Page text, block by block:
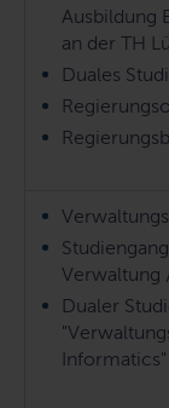
Ausbildung
an der TH
Duales
Verwaltung
Dualer
Informatics"